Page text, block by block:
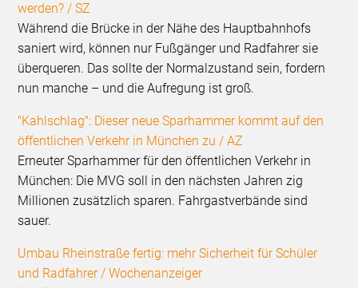
werden? / SZ
Während die Brücke in der Nähe des Hauptbahnhofs
saniert wird, können nur Fußgänger und Radfahrer sie
überqueren. Das sollte der Normalzustand sein, fordern
nun manche – und die Aufregung ist groß.
"Kahlschlag": Dieser neue Sparhammer kommt auf den
öffentlichen Verkehr in München zu / AZ
Erneuter Sparhammer für den öffentlichen Verkehr in
München: Die MVG soll in den nächsten Jahren zig
Millionen zusätzlich sparen. Fahrgastverbände sind
sauer.
Umbau Rheinstraße fertig: mehr Sicherheit für Schüler
und Radfahrer / Wochenanzeiger